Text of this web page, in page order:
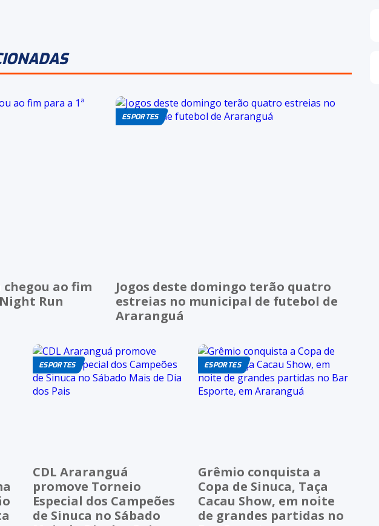
ao fim
Run
ESPORTES
Jogos deste domingo terão quatro
estreias no municipal de futebol de
Araranguá
ESPORTES
CDL Araranguá
promove Torneio
Especial dos Campeões
de Sinuca no Sábado
ESPORTES
Grêmio conquista a
Copa de Sinuca, Taça
Cacau Show, em noite
de grandes partidas no